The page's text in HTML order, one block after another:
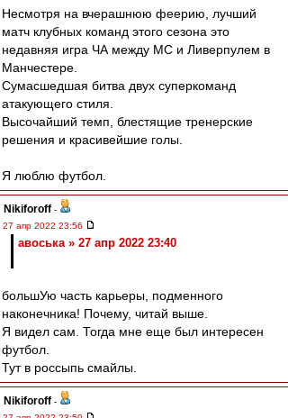
Несмотря на вчерашнюю феерию, лучший
матч клубных команд этого сезона это
недавняя игра ЧА между МС и Ливерпулем в
Манчестере.
Сумасшедшая битва двух суперкоманд
атакующего стиля.
Высочайший темп, блестящие тренерские
решения и красивейшие голы.
Я люблю футбол.
Nikiforoff -
27 апр 2022 23:56
авоська » 27 апр 2022 23:40
большУю часть карьеры, подменного
наконечника! Почему, читай выше.
Я видел сам. Тогда мне еще был интересен
футбол.
Тут в россыпь смайлы.
Nikiforoff -